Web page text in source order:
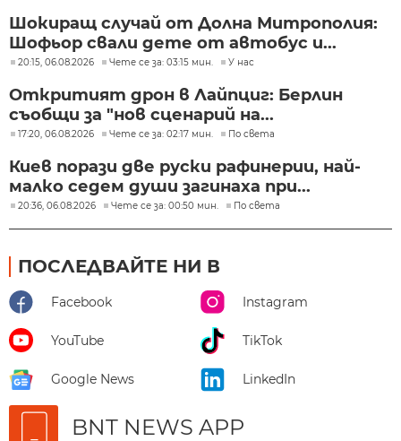
Шокиращ случай от Долна Митрополия:
Шофьор свали дете от автобус и...
20:15, 06.08.2026 Чете се за: 03:15 мин. У нас
Откритият дрон в Лайпциг: Берлин
съобщи за "нов сценарий на...
17:20, 06.08.2026 Чете се за: 02:17 мин. По света
Киев порази две руски рафинерии, най-
малко седем души загинаха при...
20:36, 06.08.2026 Чете се за: 00:50 мин. По света
ПОСЛЕДВАЙТЕ НИ В
Facebook Instagram
YouTube TikTok
Google News LinkedIn
BNT NEWS APP